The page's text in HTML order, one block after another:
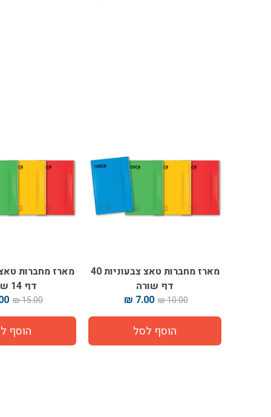
מארז מחברות טאצ צבעוניות 40
דף שורה
10.00 ₪
7.00 ₪
דף 14 שורות
15.00 ₪
₪